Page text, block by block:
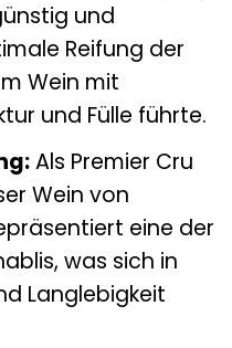
und
Reifung der
Wein mit
und Fülle führte.
Als Premier Cru
Wein von
eine der
was sich in
Langlebigkeit